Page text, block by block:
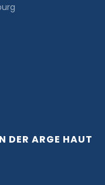
DER ARGE HAUT